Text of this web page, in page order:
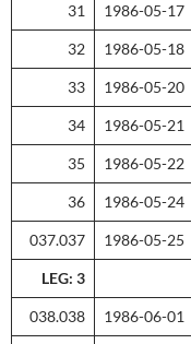
31 1986-05-17
32 1986-05-18
33 1986-05-20
34 1986-05-21
35 1986-05-22
36 1986-05-24
037.037 1986-05-25
LEG: 3
038.038 1986-06-01